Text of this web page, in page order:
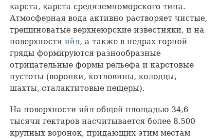
карста, карста средиземноморского типа.
Атмосферная вода активно растворяет чистые,
трещиноватые верхнеюрские известняки, и на
поверхности яйл, а также в недрах горной
гряды формируются разнообразные
отрицательные формы рельефа и карстовые
пустоты (воронки, котловины, колодцы,
шахты, сталактитовые пещеры).
На поверхности яйл общей площадью 34,6
тысячи гектаров насчитывается более 8.500
крупных воронок, придающих этим местам